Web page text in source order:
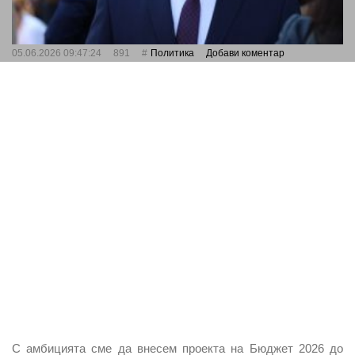
05.06.2026 09:47:24 891 Политика Добави коментар
С амбицията сме да внесем проекта на Бюджет 2026 до